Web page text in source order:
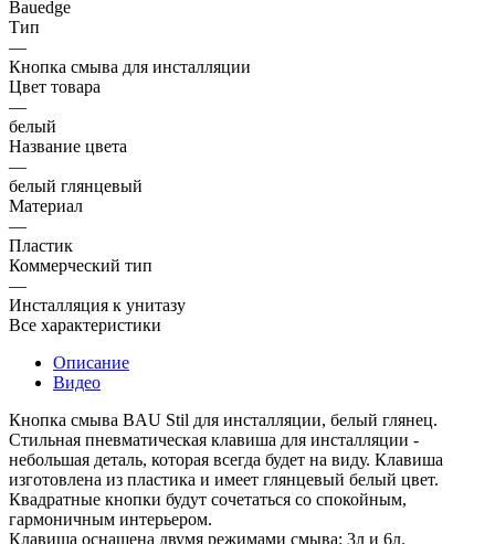
Bauedge
Тип
—
Кнопка смыва для инсталляции
Цвет товара
—
белый
Название цвета
—
белый глянцевый
Материал
—
Пластик
Коммерческий тип
—
Инсталляция к унитазу
Все характеристики
Описание
Видео
Кнопка смыва BAU Stil для инсталляции, белый глянец.
Стильная пневматическая клавиша для инсталляции -
небольшая деталь, которая всегда будет на виду. Клавиша
изготовлена из пластика и имеет глянцевый белый цвет.
Квадратные кнопки будут сочетаться со спокойным,
гармоничным интерьером.
Клавиша оснащена двумя режимами смыва: 3л и 6л.